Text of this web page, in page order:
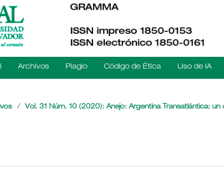
Archivos Plagio Código de Ética Uso de IA
/ Vol. 31 Núm. 10 (2020): Anejo: Argentina Transatlántica: